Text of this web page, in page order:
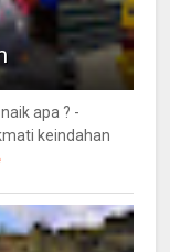
apa ? -
keindahan